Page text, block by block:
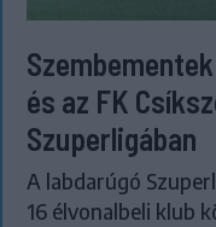
és az FK
Szuperligában
A labdarúgó
16 élvonalbeli klub